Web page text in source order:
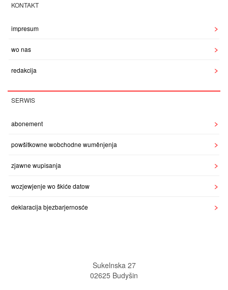
KONTAKT
impresum
wo nas
redakcija
SERWIS
abonement
powšitkowne wobchodne wuměnjenja
zjawne wupisanja
wozjewjenje wo škiće datow
deklaracija bjezbarjernosće
Sukelnska 27
02625 Budyšin